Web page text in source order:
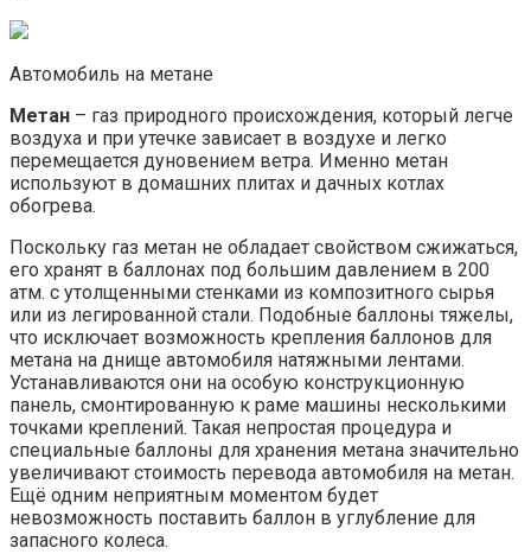
Автомобиль на метане
Метан – газ природного происхождения, который легче
воздуха и при утечке зависает в воздухе и легко
перемещается дуновением ветра. Именно метан
используют в домашних плитах и дачных котлах
обогрева.
Поскольку газ метан не обладает свойством сжижаться,
его хранят в баллонах под большим давлением в 200
атм. с утолщенными стенками из композитного сырья
или из легированной стали. Подобные баллоны тяжелы,
что исключает возможность крепления баллонов для
метана на днище автомобиля натяжными лентами.
Устанавливаются они на особую конструкционную
панель, смонтированную к раме машины несколькими
точками креплений. Такая непростая процедура и
специальные баллоны для хранения метана значительно
увеличивают стоимость перевода автомобиля на метан.
Ещё одним неприятным моментом будет
невозможность поставить баллон в углубление для
запасного колеса.